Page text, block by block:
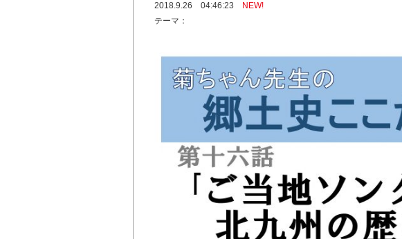
2018.9.26 04:46:23
NEW!
テーマ：